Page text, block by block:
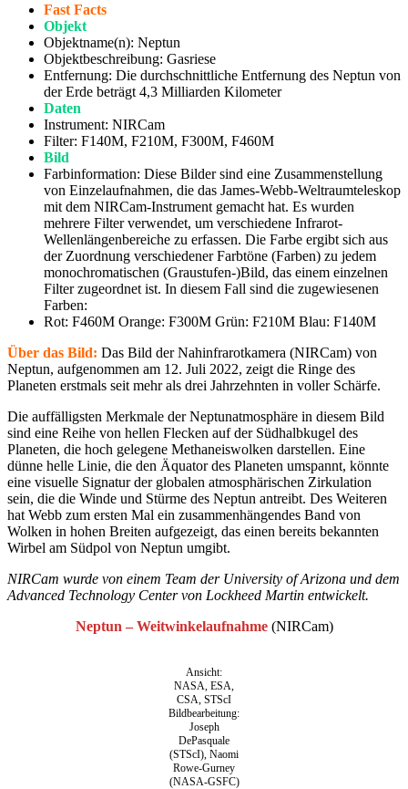
Fast Facts
Objekt
Objektname(n): Neptun
Objektbeschreibung: Gasriese
Entfernung: Die durchschnittliche Entfernung des Neptun von
der Erde beträgt 4,3 Milliarden Kilometer
Daten
Instrument: NIRCam
Filter: F140M, F210M, F300M, F460M
Bild
Farbinformation: Diese Bilder sind eine Zusammenstellung
von Einzelaufnahmen, die das James-Webb-Weltraumteleskop
mit dem NIRCam-Instrument gemacht hat. Es wurden
mehrere Filter verwendet, um verschiedene Infrarot-
Wellenlängenbereiche zu erfassen. Die Farbe ergibt sich aus
der Zuordnung verschiedener Farbtöne (Farben) zu jedem
monochromatischen (Graustufen-)Bild, das einem einzelnen
Filter zugeordnet ist. In diesem Fall sind die zugewiesenen
Farben:
Rot: F460M Orange: F300M Grün: F210M Blau: F140M
Über das Bild: Das Bild der Nahinfrarotkamera (NIRCam) von
Neptun, aufgenommen am 12. Juli 2022, zeigt die Ringe des
Planeten erstmals seit mehr als drei Jahrzehnten in voller Schärfe.
Die auffälligsten Merkmale der Neptunatmosphäre in diesem Bild
sind eine Reihe von hellen Flecken auf der Südhalbkugel des
Planeten, die hoch gelegene Methaneiswolken darstellen. Eine
dünne helle Linie, die den Äquator des Planeten umspannt, könnte
eine visuelle Signatur der globalen atmosphärischen Zirkulation
sein, die die Winde und Stürme des Neptun antreibt. Des Weiteren
hat Webb zum ersten Mal ein zusammenhängendes Band von
Wolken in hohen Breiten aufgezeigt, das einen bereits bekannten
Wirbel am Südpol von Neptun umgibt.
NIRCam wurde von einem Team der University of Arizona und dem
Advanced Technology Center von Lockheed Martin entwickelt.
Neptun – Weitwinkelaufnahme(NIRCam)
Ansicht:
NASA, ESA,
CSA, STScI
Bildbearbeitung:
Joseph
DePasquale
(STScI), Naomi
Rowe-Gurney
(NASA-GSFC)